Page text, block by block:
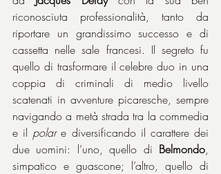
riconosciuta professionalità, tanto da
riportare un grandissimo successo e di
cassetta nelle sale francesi. Il segreto fu
quello di trasformare il celebre duo in una
coppia di criminali di medio livello
scatenati in avventure picaresche, sempre
navigando a metà strada tra la commedia
e il polar e diversificando il carattere dei
due uomini: l’uno, quello di Belmondo,